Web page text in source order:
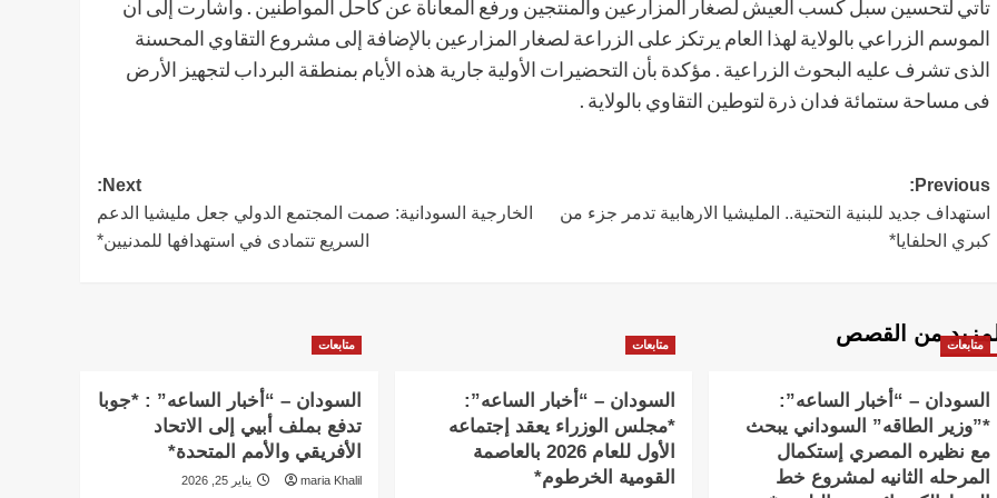
تأتي لتحسين سبل كسب العيش لصغار المزارعين والمنتجين ورفع المعاناة عن كاحل المواطنين . وأشارت إلى أن
الموسم الزراعي بالولاية لهذا العام يرتكز على الزراعة لصغار المزارعين بالإضافة إلى مشروع التقاوي المحسنة
الذى تشرف عليه البحوث الزراعية . مؤكدة بأن التحضيرات الأولية جارية هذه الأيام بمنطقة البرداب لتجهيز الأرض
فى مساحة ستمائة فدان ذرة لتوطين التقاوي بالولاية .
Post
navigation
Previous:
استهداف جديد للبنية التحتية.. المليشيا الارهابية تدمر جزء من
كبري الحلفايا*
Next:
الخارجية السودانية: صمت المجتمع الدولي جعل مليشيا الدعم
السريع تتمادى في استهدافها للمدنيين*
من القصص متابعات
السودان – “أخبار الساعه”:
*”وزير الطاقه” السوداني يبحث
مع نظيره المصري إستكمال
المرحله الثانيه لمشروع خط
متابعات
السودان – “أخبار الساعه”:
*مجلس الوزراء يعقد إجتماعه
الأول للعام 2026 بالعاصمة
القومية الخرطوم*
متابعات
السودان – “أخبار الساعه” : *جوبا
تدفع بملف أبيي إلى الاتحاد
الأفريقي والأمم المتحدة*
maria Khalil يناير 25, 2026